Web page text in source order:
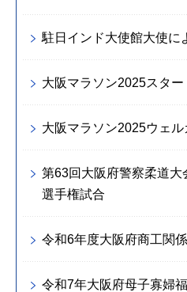
駐日インド大使館大使に
大阪マラソン2025スタ
大阪マラソン2025ウェ
第63回大阪府警察柔道大
選手権試合
令和6年度大阪府商工関
令和7年大阪府母子寡婦